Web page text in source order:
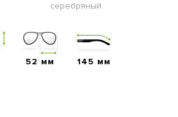
серебряный
52 мм 145 мм